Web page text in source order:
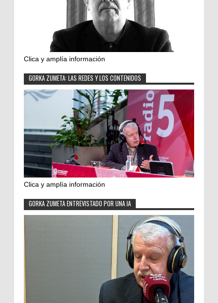
Clica y amplía información
GORKA ZUMETA: LAS REDES Y LOS CONTENIDOS
Clica y amplía información
GORKA ZUMETA ENTREVISTADO POR UNA IA